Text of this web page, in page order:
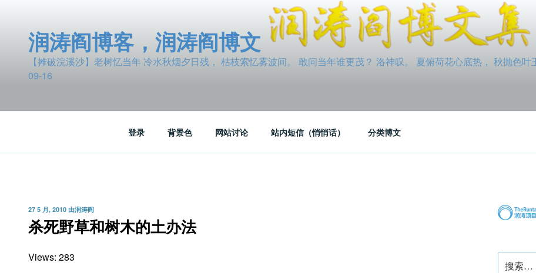
润涛阎博客，润涛阎博文
【摊破浣溪沙】老树忆当年 冷水秋烟夕日残， 枯枝索忆雾波间。 敢问当年谁更茂？ 洛神叹。 夏俯荷花心底热， 秋抛色
09-16
登录 背景色 网站讨论 站内短信（悄悄话） 分类博文
发
布
于
27 5 月, 2010 由润涛阎
杀死野草和树木的土办法
Views: 283
索：